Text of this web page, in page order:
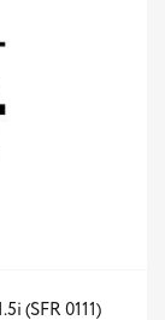
(SFR 0111)